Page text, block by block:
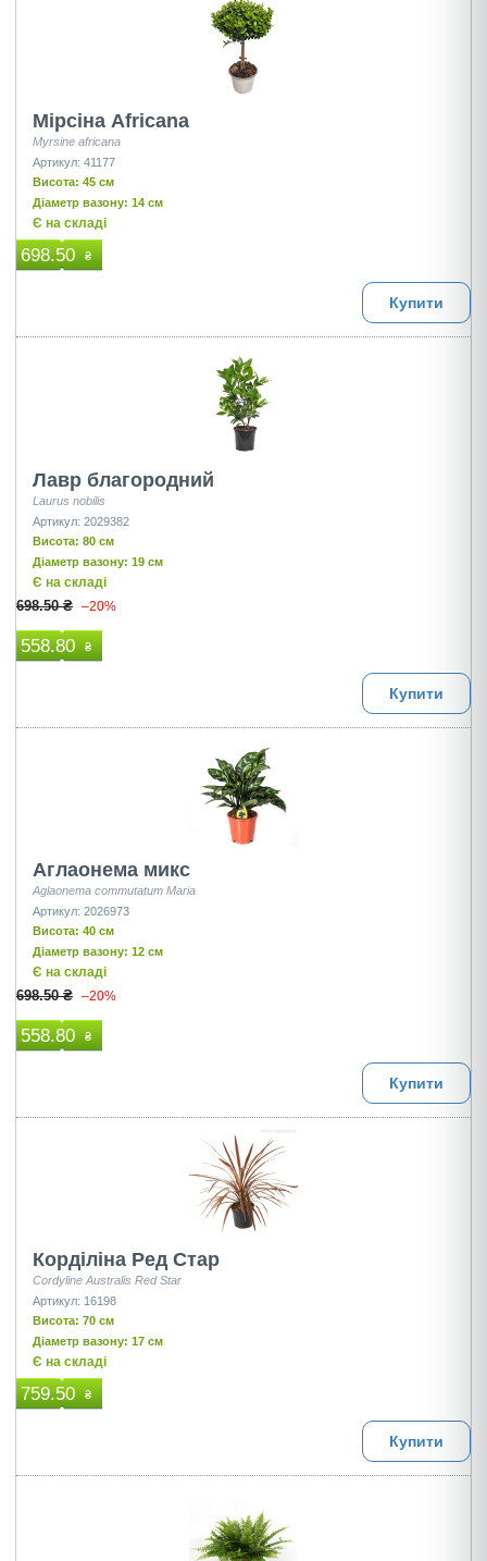
Мiрсiна Africana
Myrsine africana
Артикул: 41177
Висота: 45 см
Діаметр вазону: 14 см
Є на складі
698.50 ₴
Купити
Лавр благородний
Laurus nobilis
Артикул: 2029382
Висота: 80 см
Діаметр вазону: 19 см
Є на складі
698.50 ₴ –20%
558.80 ₴
Купити
Аглаонема микс
Aglaonema commutatum Maria
Артикул: 2026973
Висота: 40 см
Діаметр вазону: 12 см
Є на складі
698.50 ₴ –20%
558.80 ₴
Купити
Корділіна Ред Стар
Cordyline Australis Red Star
Артикул: 16198
Висота: 70 см
Діаметр вазону: 17 см
Є на складі
759.50 ₴
Купити